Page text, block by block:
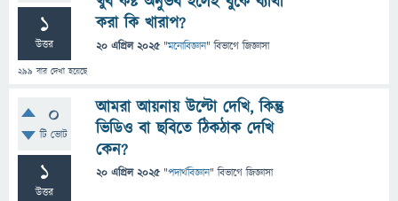
1
উত্তর
299 বার দেখা হয়েছে
করা কি খারাপ?
20 এপ্রিল 2025 "মনোবিজ্ঞান" বিভাগে জিজ্ঞাসা
0
টি ভোট
1
উত্তর
আমরা আয়নায় উল্টো দেখি, কিন্তু
ভিডিও বা ছবিতে ঠিকঠাক দেখি
কেন?
20 এপ্রিল 2025 "পদার্থবিজ্ঞান" বিভাগে জিজ্ঞাসা